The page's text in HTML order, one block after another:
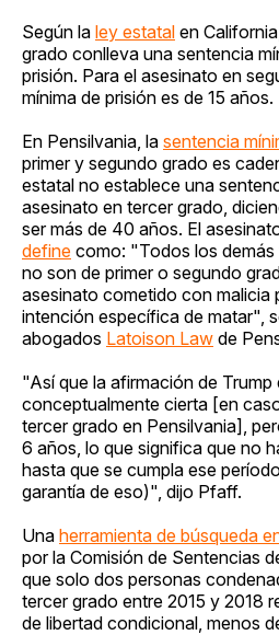
Según la ley estatal en
grado conlleva una sentencia
prisión. Para el asesinato en
mínima de prisión es de 15 años.
En Pensilvania, la sentencia
primer y segundo grado es
estatal no establece una
asesinato en tercer grado,
ser más de 40 años. El
define como: "Todos los
no son de primer o segundo
asesinato cometido con malicia
intención específica de matar",
abogados Latoison Law de
"Así que la afirmación de Trump
conceptualmente cierta [en
tercer grado en Pensilvania],
6 años, lo que significa que no
hasta que se cumpla ese
garantía de eso)", dijo Pfaff.
Una herramienta de búsqueda
por la Comisión de Sentencias
que solo dos personas
tercer grado entre 2015 y 2018
de libertad condicional, menos